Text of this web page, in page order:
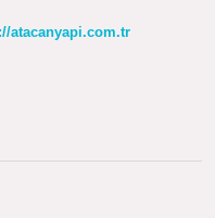
atacanyapi.com.tr